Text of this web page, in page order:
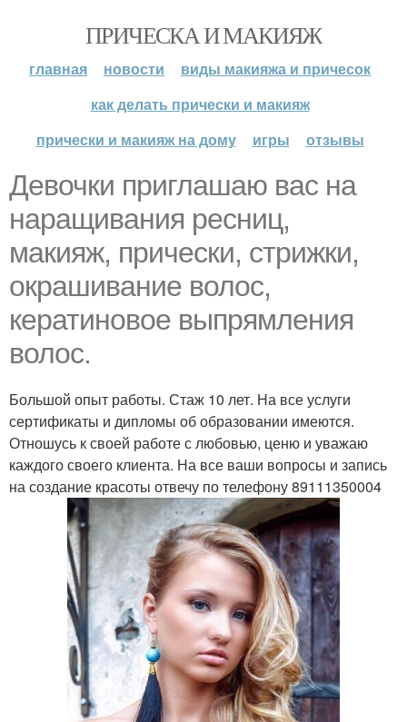
ПРИЧЕСКА И МАКИЯЖ
главная новости
виды макияжа и причесок
как делать прически и макияж
прически и макияж на дому
игры отзывы
Девочки приглашаю вас на
наращивания ресниц,
макияж, прически, стрижки,
окрашивание волос,
кератиновое выпрямления
волос.
Большой опыт работы. Стаж 10 лет. На все услуги
сертификаты и дипломы об образовании имеются.
Отношусь к своей работе с любовью, ценю и уважаю
каждого своего клиента. На все ваши вопросы и запись
на создание красоты отвечу по телефону 89111350004